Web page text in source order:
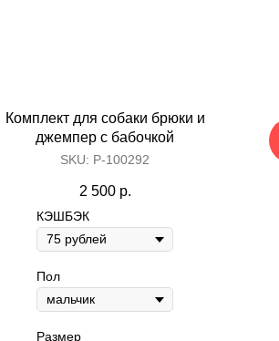
Комплект для собаки брюки и
джемпер с бабочкой
SKU: Р-100292
2 500 р.
КЭШБЭК
Пол
Размер